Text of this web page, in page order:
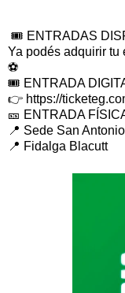
🎟️ ENTRADAS
Ya podés adquirir tu
⚽
🎟️ ENTRADA
👉 https://
🎫 ENTRADA
📍 Sede San Antonio
📍 Fidalga Blacutt